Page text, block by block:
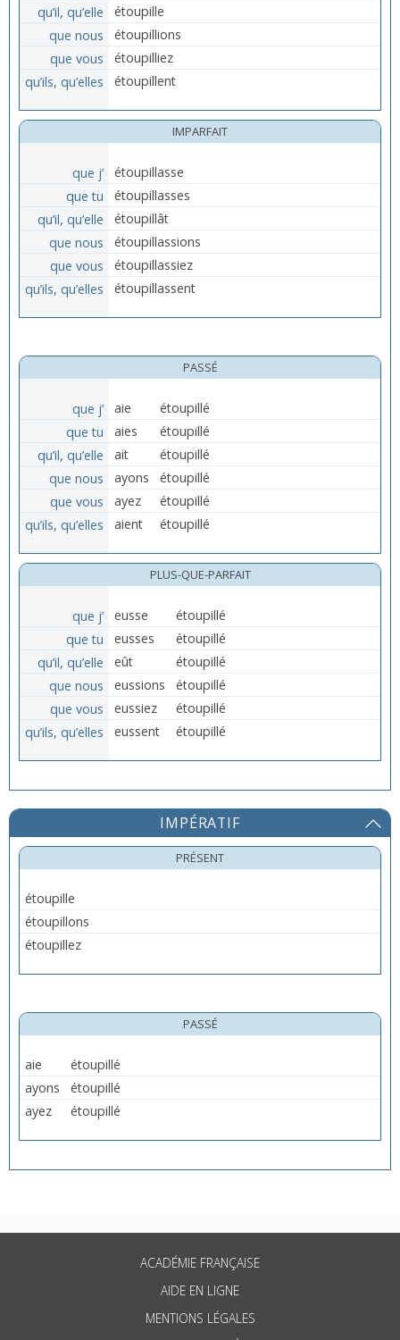
qu’il, qu’elle
étoupille
que nous
étoupillions
que vous
étoupilliez
qu’ils, qu’elles
étoupillent
IMPARFAIT
que j’
étoupillasse
que tu
étoupillasses
qu’il, qu’elle
étoupillât
que nous
étoupillassions
que vous
étoupillassiez
qu’ils, qu’elles
étoupillassent
PASSÉ
que j’ aie
étoupillé
que tu
aies
étoupillé
qu’il, qu’elle
ait
étoupillé
que nous
ayons
étoupillé
que vous
ayez
étoupillé
qu’ils, qu’elles
aient étoupillé
PLUS-QUE-PARFAIT
que j’ eusse
étoupillé
que tu
eusses
étoupillé
qu’il, qu’elle
eût
étoupillé
que nous
eussions
étoupillé
que vous
eussiez
étoupillé
qu’ils, qu’elles
eussent étoupillé
IMPÉRATIF
PRÉSENT
étoupille
étoupillons
étoupillez
PASSÉ
aie
étoupillé
ayons
étoupillé
ayez
étoupillé
ACADÉMIE FRANÇAISE
AIDE EN LIGNE
MENTIONS LÉGALES